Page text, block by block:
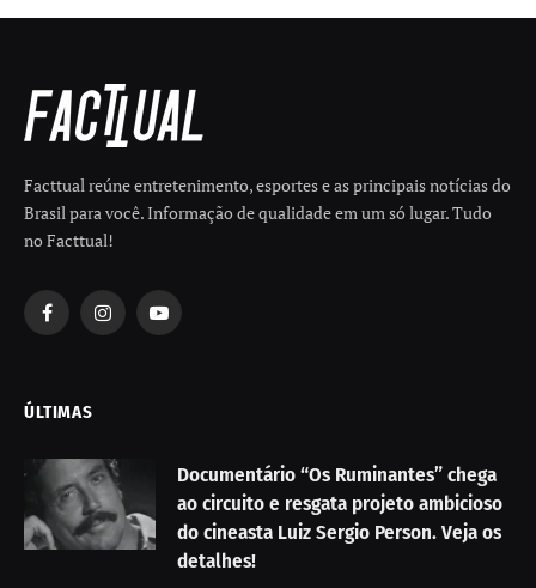
Facttual reúne entretenimento, esportes e as principais notícias do
Brasil para você. Informação de qualidade em um só lugar. Tudo
no Facttual!
FacebookInstagramYouTube
ÚLTIMAS
Documentário “Os Ruminantes” chega
ao circuito e resgata projeto ambicioso
do cineasta Luiz Sergio Person. Veja os
detalhes!